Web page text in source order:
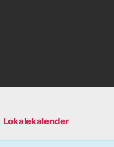
Lokalekalender